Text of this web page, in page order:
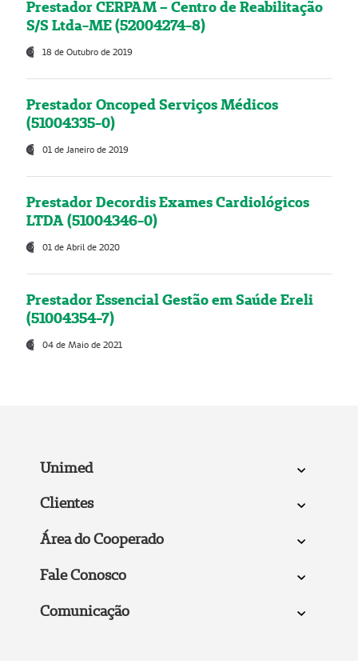
Prestador CERPAM – Centro de Reabilitação
S/S Ltda-ME (52004274-8)
18 de Outubro de 2019
Prestador Oncoped Serviços Médicos
(51004335-0)
01 de Janeiro de 2019
Prestador Decordis Exames Cardiológicos
LTDA (51004346-0)
01 de Abril de 2020
Prestador Essencial Gestão em Saúde Ereli
(51004354-7)
04 de Maio de 2021
Unimed
Clientes
Área do Cooperado
Fale Conosco
Comunicação